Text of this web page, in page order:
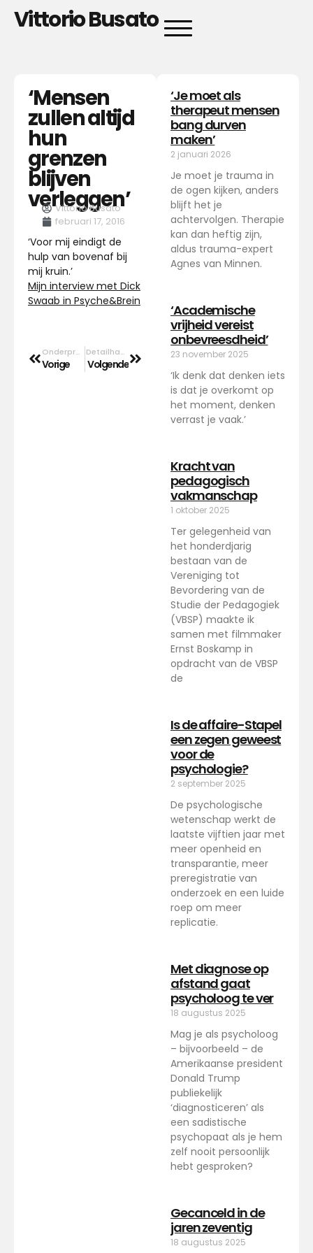
Vittorio Busato
‘Mensen
zullen altijd
hun
grenzen
blijven
verleggen’
Vittorio Busato
februari 17, 2016
‘Voor mij eindigt de
hulp van bovenaf bij
mij kruin.’
Mijn interview met Dick
Swaab in Psyche&Brein
Volgende
Detailhandel
Vorige
Onderpresteren
‘Je moet als
therapeut mensen
bang durven
maken’
2 januari 2026
Je moet je trauma in
de ogen kijken, anders
blijft het je
achtervolgen. Therapie
kan dan heftig zijn,
aldus trauma-expert
Agnes van Minnen.
‘Academische
vrijheid vereist
onbevreesdheid’
23 november 2025
‘Ik denk dat denken iets
is dat je overkomt op
het moment, denken
verrast je vaak.’
Kracht van
pedagogisch
vakmanschap
1 oktober 2025
Ter gelegenheid van
het honderdjarig
bestaan van de
Vereniging tot
Bevordering van de
Studie der Pedagogiek
(VBSP) maakte ik
samen met filmmaker
Ernst Boskamp in
opdracht van de VBSP
de
Is de affaire-Stapel
een zegen geweest
voor de
psychologie?
2 september 2025
De psychologische
wetenschap werkt de
laatste vijftien jaar met
meer openheid en
transparantie, meer
preregistratie van
onderzoek en een luide
roep om meer
replicatie.
Met diagnose op
afstand gaat
psycholoog te ver
18 augustus 2025
Mag je als psycholoog
– bijvoorbeeld – de
Amerikaanse president
Donald Trump
publiekelijk
‘diagnosticeren’ als
een sadistische
psychopaat als je hem
zelf nooit persoonlijk
hebt gesproken?
Gecanceld in de
jaren zeventig
18 augustus 2025